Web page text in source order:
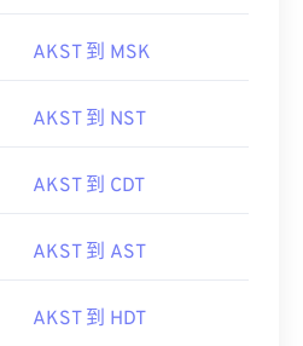
AKST 到 MSK
AKST 到 NST
AKST 到 CDT
AKST 到 AST
AKST 到 HDT